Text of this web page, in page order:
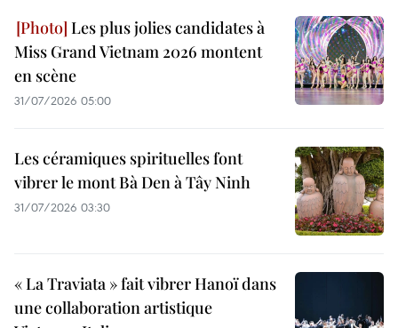
Les plus jolies candidates à
Miss Grand Vietnam 2026 montent
en scène
31/07/2026 05:00
Les céramiques spirituelles font
vibrer le mont Bà Den à Tây Ninh
31/07/2026 03:30
« La Traviata » fait vibrer Hanoï dans
une collaboration artistique